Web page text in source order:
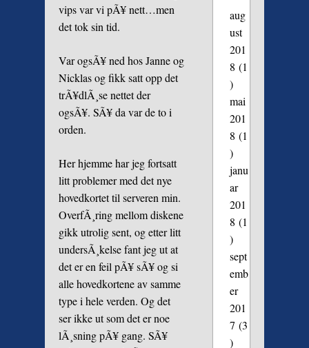
vips var vi pÃ¥ nett…men
det tok sin tid.
Var ogsÃ¥ ned hos Janne og
Nicklas og fikk satt opp det
trÃ¥dlÃ¸se nettet der
ogsÃ¥. SÃ¥ da var de to i
orden.
Her hjemme har jeg fortsatt
litt problemer med det nye
hovedkortet til serveren min.
OverfÃ¸ring mellom diskene
gikk utrolig sent, og etter litt
undersÃ¸kelse fant jeg ut at
det er en feil pÃ¥ sÃ¥ og si
alle hovedkortene av samme
type i hele verden. Og det
ser ikke ut som det er noe
lÃ¸sning pÃ¥ gang. SÃ¥
aug
ust
201
8 (1
)
mai
201
8 (1
)
janu
ar
201
8 (1
)
sept
emb
er
201
7 (3
)